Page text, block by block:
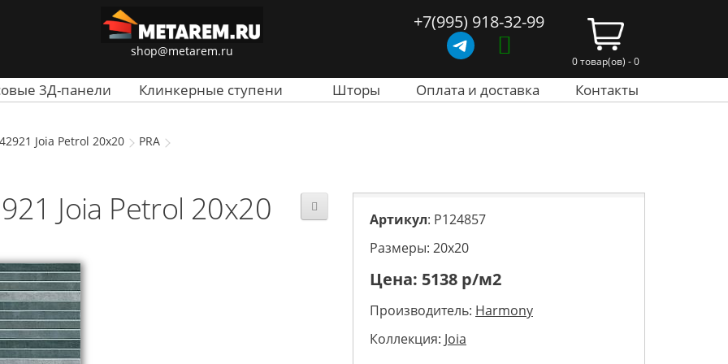
shop@metarem.ru
+7(995) 918-32-99
0 товар(ов) - 0
3Д-панели Клинкерные ступени Шторы Оплата и доставка Контакты
Joia Petrol 20x20 PRA
Joia Petrol 20x20 Артикул: P124857
Размеры: 20х20
Цена: 5138 р/м2
Производитель: Harmony
Коллекция: Joia